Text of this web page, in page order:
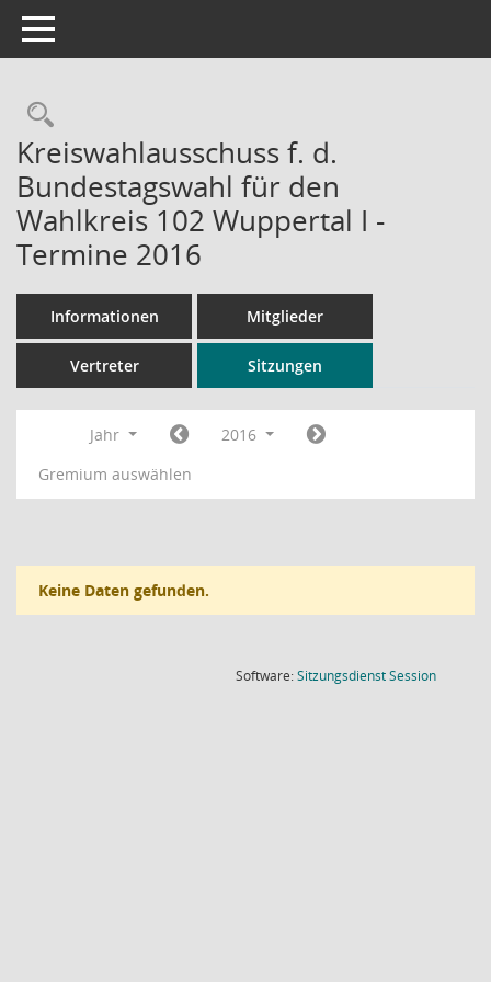
Toggle navigation
Rechercheauswahl
Kreiswahlausschuss f. d.
Bundestagswahl für den
Wahlkreis 102 Wuppertal I -
Termine 2016
Informationen Mitglieder
Vertreter Sitzungen
Jahr
2016
Gremium auswählen
Keine Daten gefunden.
Software:SitzungsdienstSession(Wird in